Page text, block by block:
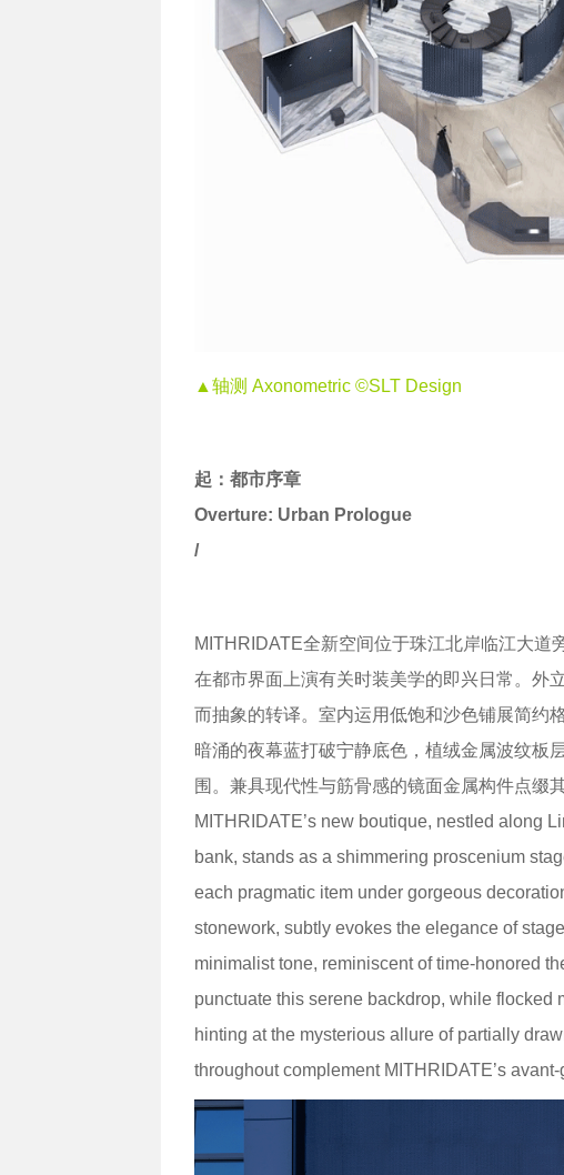
▲轴测 Axonometric ©SLT Design
起：都市序章
Overture: Urban Prologue
/
MITHRIDATE全新空间位于珠江北岸临江大道
在都市界面上演有关时装美学的即兴日常。外
而抽象的转译。室内运用低饱和沙色铺展简约
暗涌的夜幕蓝打破宁静底色，植绒金属波纹板
围。兼具现代性与筋骨感的镜面金属构件点缀
MITHRIDATE’s new boutique, nestled along
bank, stands as a shimmering proscenium
each pragmatic item under gorgeous
stonework, subtly evokes the elegance of
minimalist tone, reminiscent of time-honored
punctuate this serene backdrop, while
hinting at the mysterious allure of partially
throughout complement MITHRIDATE’s